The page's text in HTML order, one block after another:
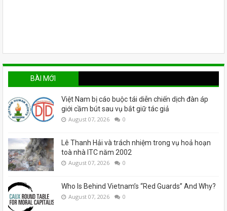
BÀI MỚI
Việt Nam bị cáo buộc tái diễn chiến dịch đàn áp
giới cầm bút sau vụ bắt giữ tác giả
August 07, 2026 0
Lê Thanh Hải và trách nhiệm trong vụ hoả hoạn
toà nhà ITC năm 2002
August 07, 2026 0
Who Is Behind Vietnam’s “Red Guards” And Why?
August 07, 2026 0